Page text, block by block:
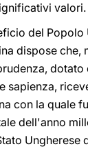
valori.
del Popolo
dispose che,
dotato
sapienza,
con la quale
dell'anno
Ungherese